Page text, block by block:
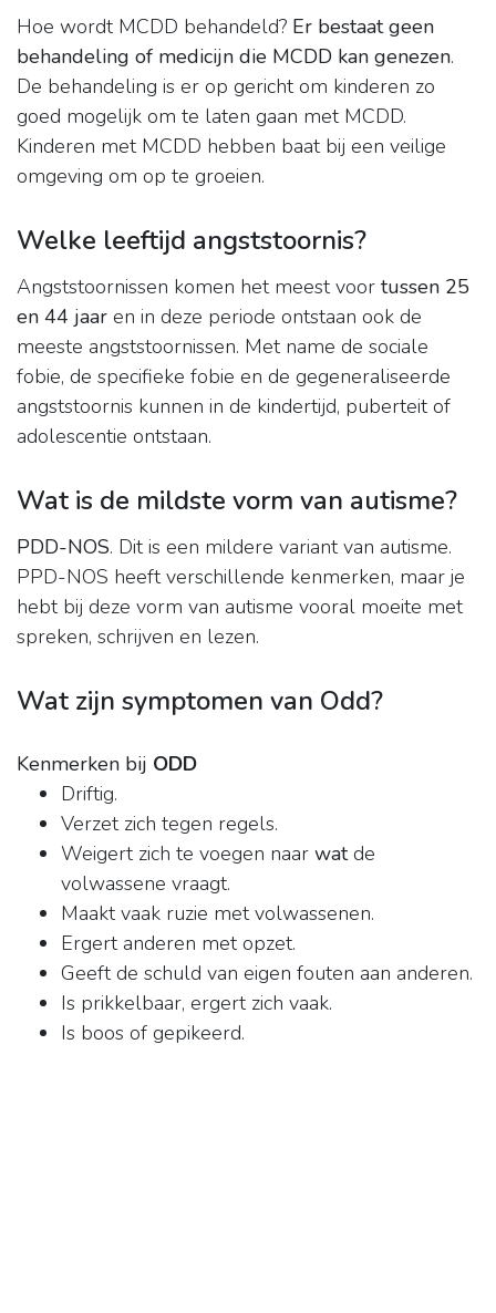
Hoe wordt MCDD behandeld? Er bestaat geen
behandeling of medicijn die MCDD kan genezen.
De behandeling is er op gericht om kinderen zo
goed mogelijk om te laten gaan met MCDD.
Kinderen met MCDD hebben baat bij een veilige
omgeving om op te groeien.
Welke leeftijd angststoornis?
Angststoornissen komen het meest voor tussen 25
en 44 jaar en in deze periode ontstaan ook de
meeste angststoornissen. Met name de sociale
fobie, de specifieke fobie en de gegeneraliseerde
angststoornis kunnen in de kindertijd, puberteit of
adolescentie ontstaan.
Wat is de mildste vorm van autisme?
PDD-NOS. Dit is een mildere variant van autisme.
PPD-NOS heeft verschillende kenmerken, maar je
hebt bij deze vorm van autisme vooral moeite met
spreken, schrijven en lezen.
Wat zijn symptomen van Odd?
Kenmerken bij ODD
Driftig.
Verzet zich tegen regels.
Weigert zich te voegen naar watde
volwassene vraagt.
Maakt vaak ruzie met volwassenen.
Ergert anderen met opzet.
Geeft de schuld van eigen fouten aan anderen.
Is prikkelbaar, ergert zich vaak.
Is boos of gepikeerd.